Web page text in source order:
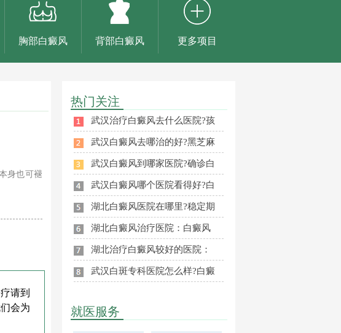
胸部白癜风 背部白癜风 更多项目
身也可褪
请到
会为
热门关注
武汉治疗白癜风去什么医院?孩
武汉白癜风去哪治的好?黑芝麻
武汉白癜风到哪家医院?确诊白
武汉白癜风哪个医院看得好?白
湖北白癜风医院在哪里?稳定期
湖北白癜风治疗医院：白癜风
湖北治疗白癜风较好的医院：
武汉白斑专科医院怎么样?白癜
就医服务